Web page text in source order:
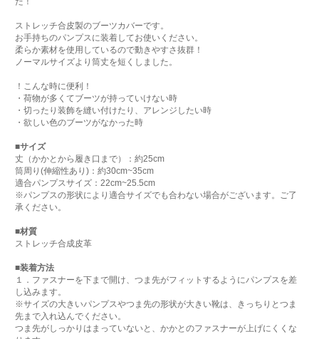
ストレッチ合皮製のブーツカバーです。
お手持ちのパンプスに装着してお使いください。
柔らか素材を使用しているので動きやすさ抜群！
ノーマルサイズより筒丈を短くしました。
！こんな時に便利！
・荷物が多くてブーツが持っていけない時
・切ったり装飾を縫い付けたり、アレンジしたい時
・欲しい色のブーツがなかった時
■サイズ
丈（かかとから履き口まで）：約25cm
筒周り(伸縮性あり)：約30cm~35cm
適合パンプスサイズ：22cm~25.5cm
※パンプスの形状により適合サイズでも合わない場合がございます。ご了
承ください。
■材質
ストレッチ合成皮革
■装着方法
１．ファスナーを下まで開け、つま先がフィットするようにパンプスを差
し込みます。
※サイズの大きいパンプスやつま先の形状が大きい靴は、きっちりとつま
先まで入れ込んでください。
つま先がしっかりはまっていないと、かかとのファスナーが上げにくくな